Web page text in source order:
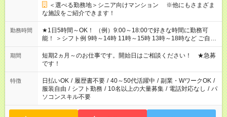
＜選べる勤務地＞シニア向けマンション ※他にもさまざま
な施設をご紹介できます！
勤務時間
★1日5時間～OK！ （例）9:00～18:00で好きな時間に勤務可
能！ ＞シフト例 9時～14時 11時～15時 13時～18時など ご自身
のご都合に合わせて勤務時間をご相談ください！ ★家庭の都合
でお休みや時間の調整が必要な場合も遠慮なくご相談くださ
い。
期間
短期2ヵ月～のお仕事です。開始日はご相談ください！ ★急募
です！
特徴 日払いOK / 履歴書不要 / 40～50代活躍中 / 副業・WワークOK /
服装自由 / シフト勤務 / 10名以上の大量募集 / 電話対応なし / パ
ソコンスキル不要